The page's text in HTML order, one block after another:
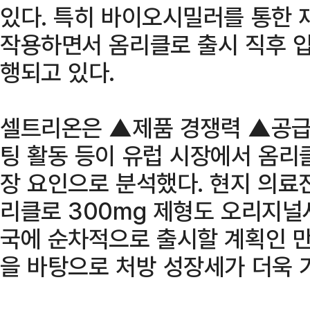
있다. 특히 바이오시밀러를 통한
작용하면서 옴리클로 출시 직후
행되고 있다.
셀트리온은 ▲제품 경쟁력 ▲공
팅 활동 등이 유럽 시장에서 옴
장 요인으로 분석했다. 현지 의
리클로 300mg 제형도 오리지널
국에 순차적으로 출시할 계획인
을 바탕으로 처방 성장세가 더욱